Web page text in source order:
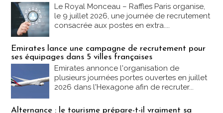
Le Royal Monceau – Raffles Paris organise,
le 9 juillet 2026, une journée de recrutement
consacrée aux postes en extra....
Emirates lance une campagne de recrutement pour
ses équipages dans 5 villes françaises
Emirates annonce l'organisation de
plusieurs journées portes ouvertes en juillet
2026 dans l'Hexagone afin de recruter...
Alternance : le tourisme prépare-t-il vraiment sa